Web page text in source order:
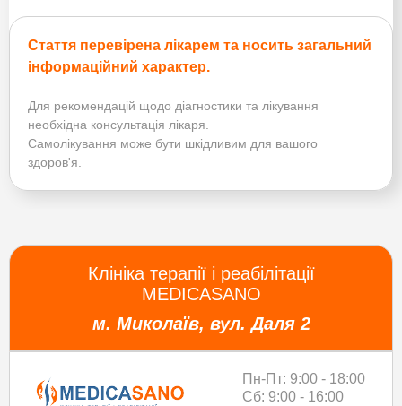
Стаття перевірена лікарем та носить загальний
інформаційний характер.
Для рекомендацій щодо діагностики та лікування
необхідна консультація лікаря.
Самолікування може бути шкідливим для вашого
здоров'я.
Клініка терапії і реабілітації
MEDICASANO
м. Миколаїв, вул. Даля 2
Пн-Пт: 9:00 - 18:00
Сб: 9:00 - 16:00